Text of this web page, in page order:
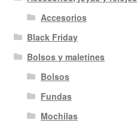
Accesorios
Black Friday
Bolsos y maletines
Bolsos
Fundas
Mochilas